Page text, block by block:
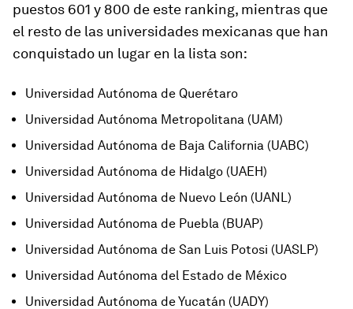
puestos 601 y 800 de este ranking, mientras que
el resto de las universidades mexicanas que han
conquistado un lugar en la lista son:
Universidad Autónoma de Querétaro
Universidad Autónoma Metropolitana (UAM)
Universidad Autónoma de Baja California (UABC)
Universidad Autónoma de Hidalgo (UAEH)
Universidad Autónoma de Nuevo León (UANL)
Universidad Autónoma de Puebla (BUAP)
Universidad Autónoma de San Luis Potosi (UASLP)
Universidad Autónoma del Estado de México
Universidad Autónoma de Yucatán (UADY)